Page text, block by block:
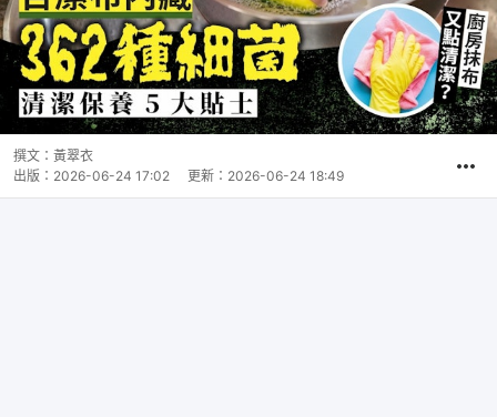
撰文： 黃翠衣
出版： 2026-06-24 17:02 更新： 2026-06-24 18:49